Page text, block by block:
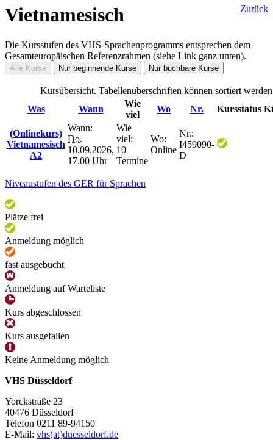
Zurück
Vietnamesisch
Die Kursstufen des VHS-Sprachenprogramms entsprechen dem
Gesamteuropäischen Referenzrahmen (siehe Link ganz unten).
Alle Kurse Nur beginnende Kurse Nur buchbare Kurse
Kursübersicht. Tabellenüberschriften können sortiert
Was
Wann
Wie
viel
Wo Nr. Kursstatus
(Onlinekurs)
Vietnamesisch
A2
Wann:
Do.
10.09.2026,
17.00 Uhr
Wie
viel:
10
Termine
Wo:
Online
Nr.:
I459090-
D
Niveaustufen des GER für Sprachen
Plätze frei
Anmeldung möglich
fast ausgebucht
Anmeldung auf Warteliste
Kurs abgeschlossen
Kurs ausgefallen
Keine Anmeldung möglich
VHS Düsseldorf
Yorckstraße 23
40476 Düsseldorf
Telefon 0211 89-94150
E-Mail: vhs(at)duesseldorf.de